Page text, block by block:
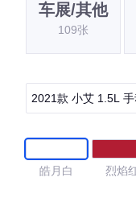
车展/其他
109张
2021款 小艾 1.5L
皓月白 烈焰